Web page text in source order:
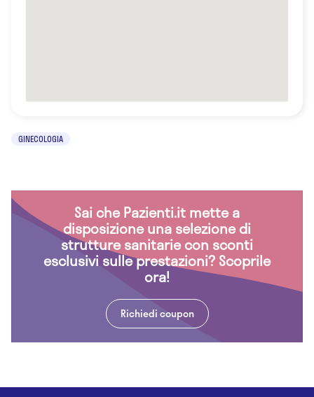
GINECOLOGIA
Sai che Pazienti.it mette a
disposizione una selezione di
strutture sanitarie con sconti
esclusivi sulle prestazioni? Scoprile
ora!
Richiedi coupon